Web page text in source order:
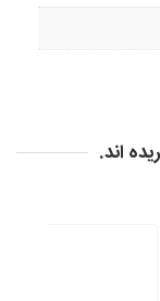
اند.